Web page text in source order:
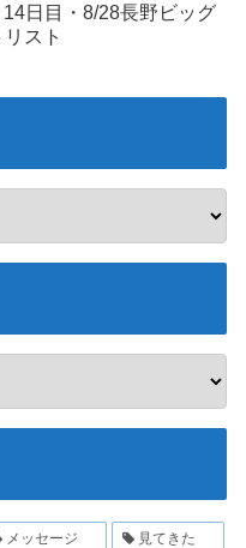
日目・8/28長野ビッグ
スト
メッセージ 見てきた